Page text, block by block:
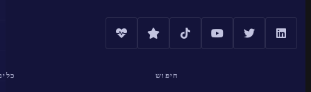
חיפוש כלים